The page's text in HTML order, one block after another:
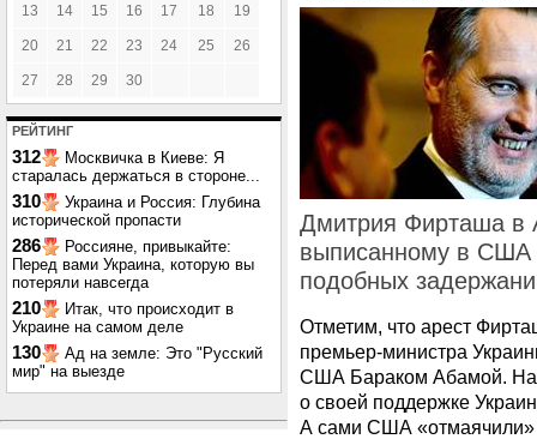
13 14 15 16 17 18 19
20 21 22 23 24 25 26
27 28 29 30
РЕЙТИНГ
312
Москвичка в Киеве: Я
старалась держаться в стороне...
310
Украина и Россия: Глубина
исторической пропасти
286
Россияне, привыкайте:
Перед вами Украина, которую вы
потеряли навсегда
210
Итак, что происходит в
Украине на самом деле
130
Ад на земле: Это "Русский
мир" на выезде
Дмитрия Фирташа в
выписанному в США
подобных
Отметим, что арест
премьер-министра
США Бараком Абамой. На
о своей поддержке
А сами США «отмаячили»